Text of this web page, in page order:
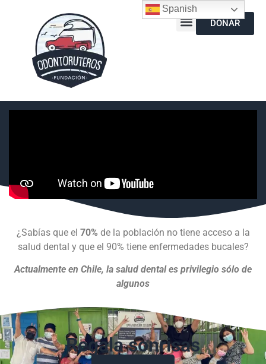
DONAR
¿Sabías que el 70% de la población no tiene acceso a la
salud dental y que el 90% tiene enfermedades bucales?
Actualmente en Chile, la salud dental es privilegio sólo de
algunos
Regala sonrisas
Spanish